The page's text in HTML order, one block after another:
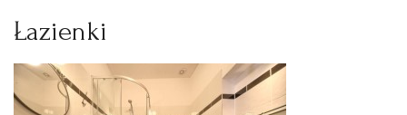
Łazienki